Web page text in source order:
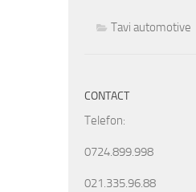
Tavi automotive
CONTACT
Telefon:
0724.899.998
021.335.96.88